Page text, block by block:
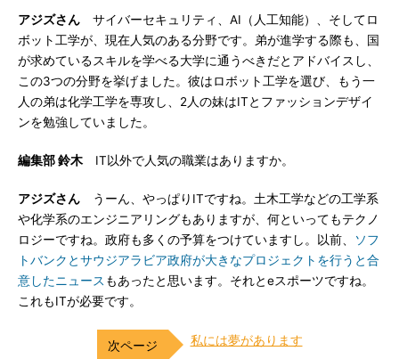
アジズさん サイバーセキュリティ、AI（人工知能）、そしてロ
ボット工学が、現在人気のある分野です。弟が進学する際も、国
が求めているスキルを学べる大学に通うべきだとアドバイスし、
この3つの分野を挙げました。彼はロボット工学を選び、もう一
人の弟は化学工学を専攻し、2人の妹はITとファッションデザイ
ンを勉強していました。
編集部 鈴木 IT以外で人気の職業はありますか。
アジズさん うーん、やっぱりITですね。土木工学などの工学系
や化学系のエンジニアリングもありますが、何といってもテクノ
ロジーですね。政府も多くの予算をつけていますし。以前、
ソフ
トバンクとサウジアラビア政府が大きなプロジェクトを行うと合
意したニュース もあったと思います。それとeスポーツですね。
これもITが必要です。
私には夢があります